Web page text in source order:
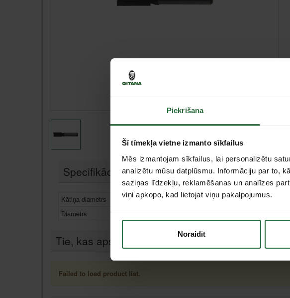
Piekrišana
Šī tīmekļa vietne izmanto sīkfailus
Mēs izmantojam sīkfailus, lai personalizētu
analizētu mūsu datplūsmu. Informāciju par to,
saziņas līdzekļu, reklamēšanas un analīzes
viņi apkopo, kad lietojat viņu pakalpojumus.
Noraidīt
Specifikācija
Kātiņa diametrs
8 mm
Diametrs
10 mm
Tie, kas apskatīja šo preci, tāpat interesējās par...
Failed to load product list.